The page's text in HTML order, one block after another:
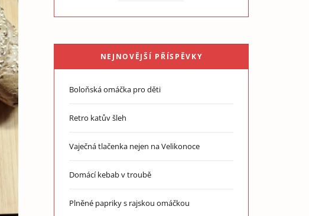
NEJNOVĚJŠÍ PŘÍSPĚVKY
Boloňská omáčka pro děti
Retro katův šleh
Vaječná tlačenka nejen na Velikonoce
Domácí kebab v troubě
Plněné papriky s rajskou omáčkou